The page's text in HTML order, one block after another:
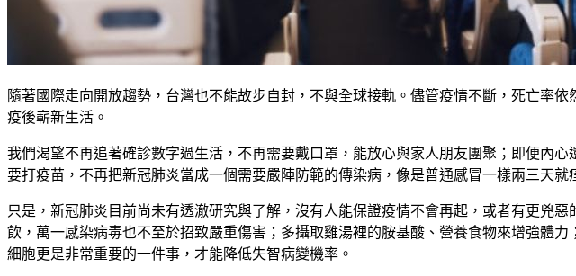
隨著國際走向開放趨勢，台灣也不能故步自封，不與全球接軌。儘管疫情不斷，死亡率
疫後嶄新生活。
我們渴望不再追著確診數字過生活，不再需要戴口罩，能放心與家人朋友團聚；即便內
要打疫苗，不再把新冠肺炎當成一個需要嚴陣防範的傳染病，像是普通感冒一樣兩三天
只是，新冠肺炎目前尚未有透澈研究與了解，沒有人能保證疫情不會再起，或者有更兇
飲，萬一感染病毒也不至於招致嚴重傷害；多攝取雞湯裡的胺基酸、營養食物來增強體
細胞更是非常重要的一件事，才能降低失智病變機率。